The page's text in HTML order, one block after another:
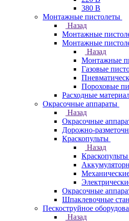
380 В
Монтажные пистолеты
Назад
Монтажные
Монтажные
Назад
Монтажные
Газовые
Пороховые
Расходные
Окрасочные аппараты
Назад
Окрасочные
Дорожно-
Краскопульты
Назад
Краскопульты
Окрасочные
Шпаклевочные
Пескоструйное
Назад